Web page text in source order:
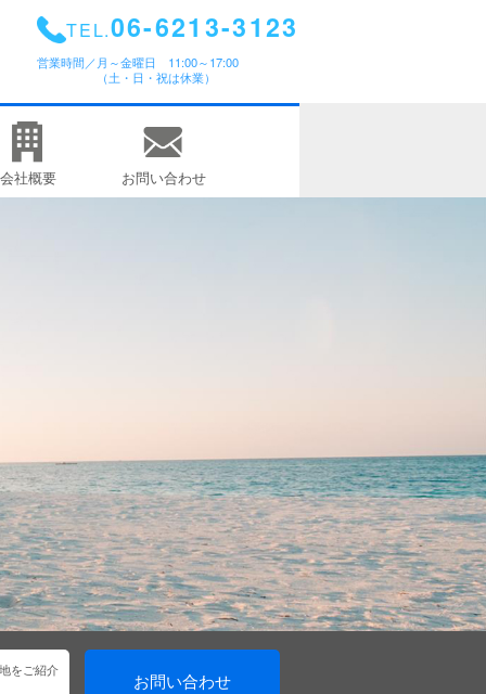
TEL.06-6213-3123
営業時間／ 月～金曜日 11:00～17:00
（土・日・祝は休業）
会社概要 お問い合わせ
をご紹介 お問い合わせ